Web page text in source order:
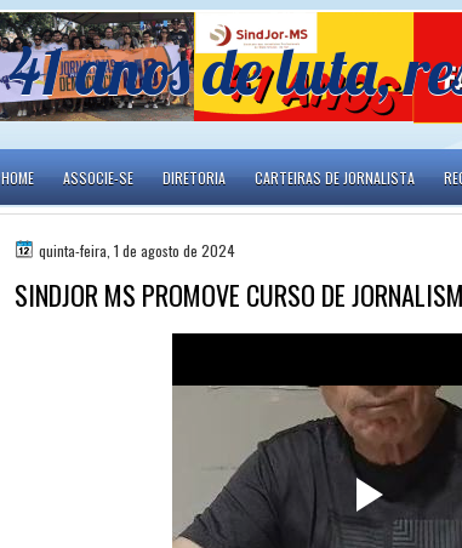
41 anos de luta,
HOME ASSOCIE-SE DIRETORIA CARTEIRAS DE JORNALISTA
quinta-feira, 1 de agosto de 2024
SINDJOR MS PROMOVE CURSO DE